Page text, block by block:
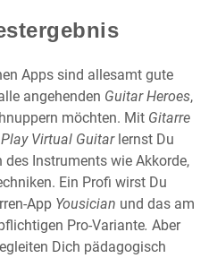
Apps sind allesamt gute
angehenden Guitar Heroes,
möchten. Mit Gitarre
Play Virtual Guitarlernst Du
Instruments wie Akkorde,
Ein Profi wirst Du
App Yousician und das am
Pro-Variante. Aber
Dich pädagogisch